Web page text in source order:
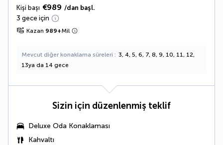
Kişi başı €989 /dan başl.
3 gece için
Kazan 989+Mil
Mevcut diğer konaklama süreleri
3, 4, 5, 6, 7, 8, 9, 10, 11, 12,
13ya da 14 gece
Sizin için düzenlenmiş teklif
Deluxe Oda Konaklaması
Kahvaltı